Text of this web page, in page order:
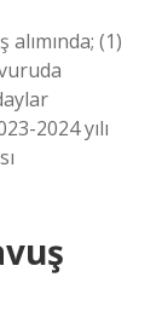
alımında; (1)
2024 yılı